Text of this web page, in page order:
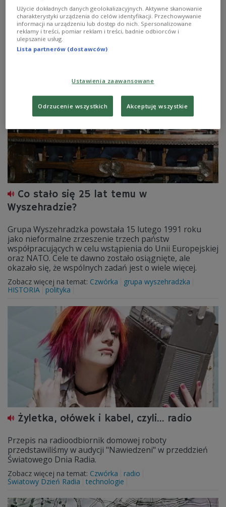
W cyklu "Zimowy express" tym razem przyglądamy się
sankom. Ich wynalazca stworzył je z fotela bujanego, a
za płozy posłużyły bieguny. - I tak od XIX wieku możemy
jeździć na sankach - mówi reporter Maciej Oswald.
Co stało się 25 lat temu w
Wyszehradzie?
Grupa Wyszehradzka powstała 15 lutego 1991 roku
jako nieformalne zrzeszenie trzech państw
współpracujących w celu wstąpienia do Unii Europejskiej
oraz NATO. Cele te dawno zostało osiągnięte, ale
okazało się, że wspólnych zadań jest o wiele więcej.
Zobacz więcej na temat: Czwórka
grupa wyszehradzka
HISTORIA
polityka
Żyletka, ołówek i kabel, czyli... radio
Przepis na radioodbiornik domowej roboty
przedstawiliśmy w audycji "Nawiedzeni" w przeddzień
Światowego Dnia Radia.
Zobacz więcej na temat: Czwórka
radio
Światowy Dzień Radia
technologie
Użycie dokładnych danych geolokalizacyjnych. Aktywne skanowanie
charakterystyki urządzenia do celów identyfikacji. Przechowywanie
informacji na urządzeniu lub dostęp do nich. Spersonalizowane
reklamy i treści, pomiar reklam i treści, badnie odbiorców i
ulepszanie usług.
Lista partnerów (dostawców)
Ustawienia zaawansowane
Odrzucenie wszystkich Akceptuję wszystkie